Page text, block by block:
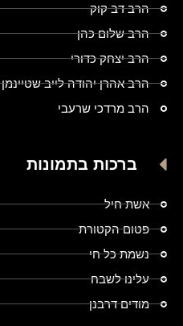
הרב דב קוק
הרב שלום כהן
הרב יצחק כדורי
הרב אהרן יהודה לייב שטיינמן
הרב מרדכי שרעבי
ברכות בתמונות
אשת חיל
פטום הקטורת
נשמת כל חי
עלינו לשבח
מודים דרבנן